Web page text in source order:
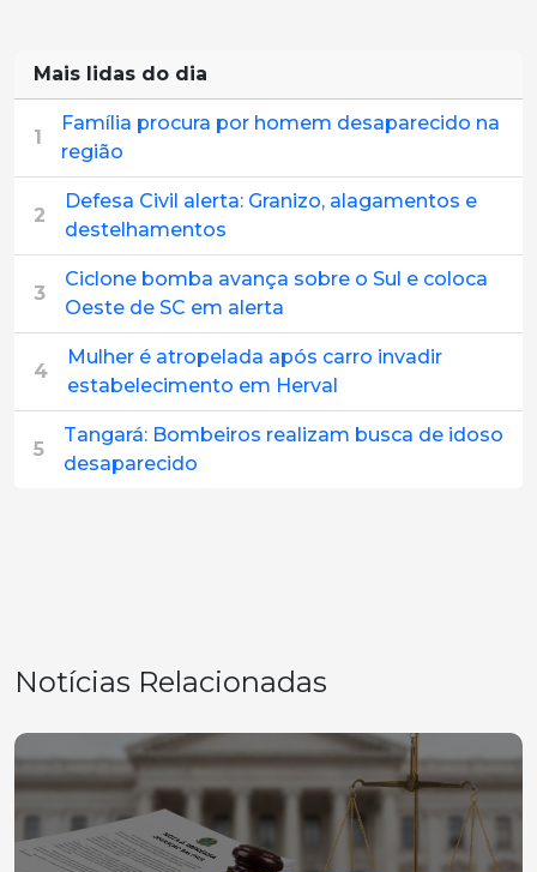
Mais lidas do dia
1
Família procura por homem desaparecido na
região
2
Defesa Civil alerta: Granizo, alagamentos e
destelhamentos
3
Ciclone bomba avança sobre o Sul e coloca
Oeste de SC em alerta
4
Mulher é atropelada após carro invadir
estabelecimento em Herval
5
Tangará: Bombeiros realizam busca de idoso
desaparecido
Notícias Relacionadas